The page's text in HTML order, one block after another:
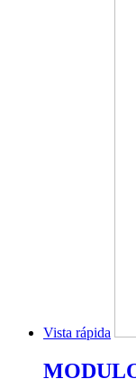
Vista rápida